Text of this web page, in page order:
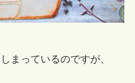
まっているのですが、